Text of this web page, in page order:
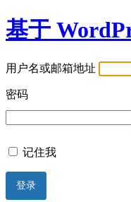
基于
用户名或邮箱地址
密码
记住我